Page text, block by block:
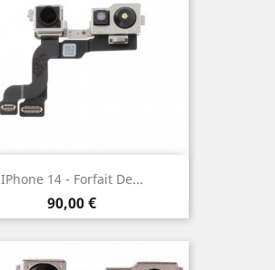
IPhone 14 - Forfait De...
Prix
90,00 €